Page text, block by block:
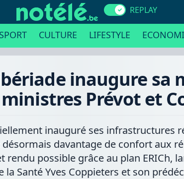
REPLAY
SPORT CULTURE LIFESTYLE
inaugure sa
Prévot et
inauguré ses infrastructures
davantage de confort aux
possible grâce au plan ERICh,
Santé Yves Coppieters et son